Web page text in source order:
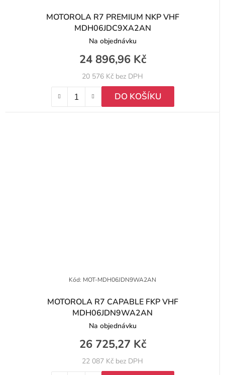
MOTOROLA R7 PREMIUM NKP VHF
MDH06JDC9XA2AN
Na objednávku
20 576 Kč bez DPH
24 896,96 Kč
DO KOŠÍKU
MOTOROLA R7 CAPABLE FKP VHF
MDH06JDN9WA2AN
Na objednávku
22 087 Kč bez DPH
26 725,27 Kč
Kód: MOT-MDH06JDN9WA2AN